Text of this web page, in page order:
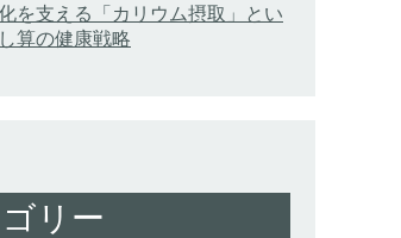
を支える「カリウム摂取」とい
算の健康戦略
リー